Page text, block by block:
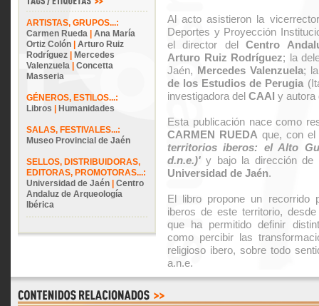
ARTISTAS, GRUPOS...:
Carmen Rueda
Ana María
Ortiz Colón
Arturo Ruiz
Rodríguez
Mercedes
Valenzuela
Concetta
Masseria
GÉNEROS, ESTILOS...:
Libros
Humanidades
SALAS, FESTIVALES...:
Museo Provincial de Jaén
SELLOS, DISTRIBUIDORAS,
EDITORAS, PROMOTORAS...:
Universidad de Jaén
Centro
Andaluz de Arqueología
Ibérica
Al acto asistieron la
Deportes y Proyección
el director delCentro
Arturo Ruiz Rodríguez; la
Jaén, Mercedes Valenzuela;
de los Estudios de Perugia
investigadora del CAAI y autora
Esta publicación nace como
CARMEN RUEDA que, con
territorios iberos: el Alto
d.n.e.)' y bajo la dirección de
Universidad de Jaén.
El libro propone un recorrido
iberos de este territorio,
que ha permitido definir
como percibir las
religioso ibero, sobre todo
a.n.e.